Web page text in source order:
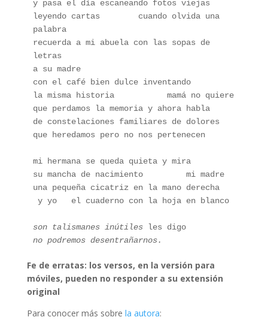
y pasa el día escaneando fotos viejas
leyendo cartas        cuando olvida una
palabra
recuerda a mi abuela con las sopas de
letras
a su madre
con el café bien dulce inventando
la misma historia           mamá no quiere
que perdamos la memoria y ahora habla
de constelaciones familiares de dolores
que heredamos pero no nos pertenecen
mi hermana se queda quieta y mira
su mancha de nacimiento         mi madre
una pequeña cicatriz en la mano derecha
y yo   el cuaderno con la hoja en blanco
son talismanes inútiles les digo
no podremos desentrañarnos.
Fe de erratas: los versos, en la versión para
móviles, pueden no responder a su extensión
original
Para conocer más sobre la autora: